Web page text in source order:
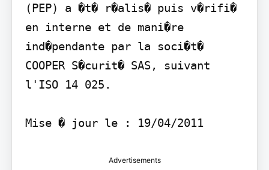
(PEP) a �t� r�alis� puis v�rifi�
en interne et de mani�re
ind�pendante par la soci�t�
COOPER S�curit� SAS, suivant
l'ISO 14 025.
Mise � jour le : 19/04/2011
Advertisements